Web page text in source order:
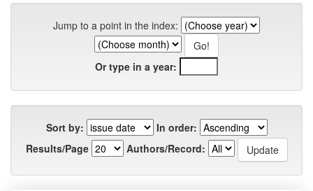
Jump to a point in the index:
Or type in a year:
Sort by:
In order:
Results/Page
Authors/Record: